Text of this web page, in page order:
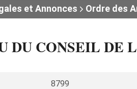
et Annonces Ordre des
DU CONSEIL DE
8799